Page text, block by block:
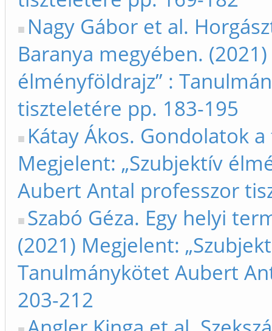
Nagy Gábor et al.
Baranya megyében.
élményföldrajz” :
tiszteletére pp. 183-195
Kátay Ákos. Gondolatok
Megjelent: „Szubjektív
Aubert Antal professzor
Szabó Géza. Egy helyi
(2021) Megjelent:
Tanulmánykötet Aubert
203-212